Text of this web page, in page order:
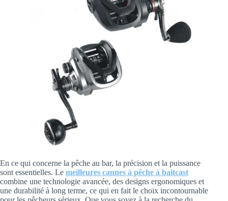
En ce qui concerne la pêche au bar, la précision et la puissance
sont essentielles. Le meilleures cannes à pêche à baitcast
combine une technologie avancée, des designs ergonomiques et
une durabilité à long terme, ce qui en fait le choix incontournable